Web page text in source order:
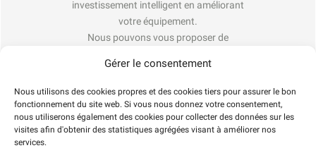
Gérer le consentement
Nous utilisons des cookies propres et des cookies tiers pour assurer le bon
fonctionnement du site web. Si vous nous donnez votre consentement,
nous utiliserons également des cookies pour collecter des données sur les
visites afin d'obtenir des statistiques agrégées visant à améliorer nos
services.
investissement intelligent en améliorant
votre équipement.
Nous pouvons vous proposer de
améliorer sa fonctionnalité, qu’il s’agisse
de mettre à jour les pièces électriques ou
mécaniques principales, de réduire les
coûts de maintenance et d’optimiser les
processus de production.